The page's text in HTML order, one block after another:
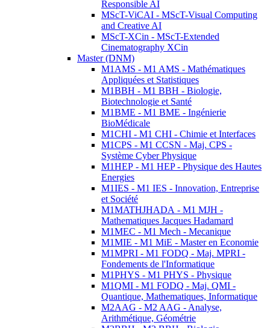
Responsible AI
MScT-ViCAI - MScT-Visual Computing
and Creative AI
MScT-XCin - MScT-Extended
Cinematography XCin
Master (DNM)
M1AMS - M1 AMS - Mathématiques
Appliquées et Statistiques
M1BBH - M1 BBH - Biologie,
Biotechnologie et Santé
M1BME - M1 BME - Ingénierie
BioMédicale
M1CHI - M1 CHI - Chimie et Interfaces
M1CPS - M1 CCSN - Maj. CPS -
Système Cyber Physique
M1HEP - M1 HEP - Physique des Hautes
Energies
M1IES - M1 IES - Innovation, Entreprise
et Société
M1MATHJHADA - M1 MJH -
Mathematiques Jacques Hadamard
M1MEC - M1 Mech - Mecanique
M1MIE - M1 MiE - Master en Economie
M1MPRI - M1 FODQ - Maj. MPRI -
Fondements de l'Informatique
M1PHYS - M1 PHYS - Physique
M1QMI - M1 FODQ - Maj. QMI -
Quantique, Mathematiques, Informatique
M2AAG - M2 AAG - Analyse,
Arithmétique, Géométrie